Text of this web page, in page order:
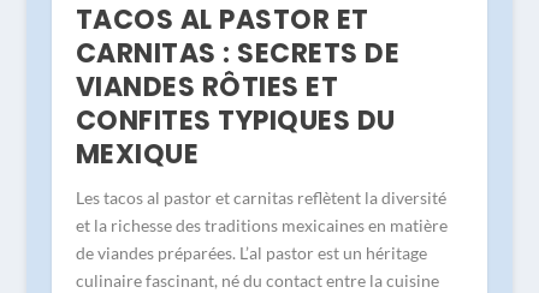
TACOS AL PASTOR ET
CARNITAS : SECRETS DE
VIANDES RÔTIES ET
CONFITES TYPIQUES DU
MEXIQUE
Les tacos al pastor et carnitas reflètent la diversité
et la richesse des traditions mexicaines en matière
de viandes préparées. L’al pastor est un héritage
culinaire fascinant, né du contact entre la cuisine